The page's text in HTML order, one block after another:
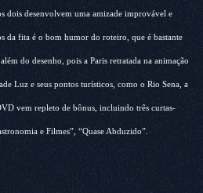
dois desenvolvem uma amizade improvável e
da fita é o bom humor do roteiro, que é bastante
do desenho, pois a Paris retratada na animação
Luz e seus pontos turísticos, como o Rio Sena, a
vem repleto de bônus, incluindo três curtas-
e Filmes”, “Quase Abduzido”.